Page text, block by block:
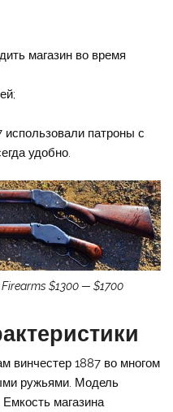
магазин во время
патроны с
удобно.
$1300 — $1700
винчестер 1887 во многом
ружьями. Модель
магазина